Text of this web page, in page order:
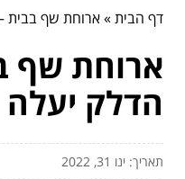
דף הבית»ארוחת שף בבית
ארוחת שף
הדלק יעלה
תאריך: ינו 31, 2022